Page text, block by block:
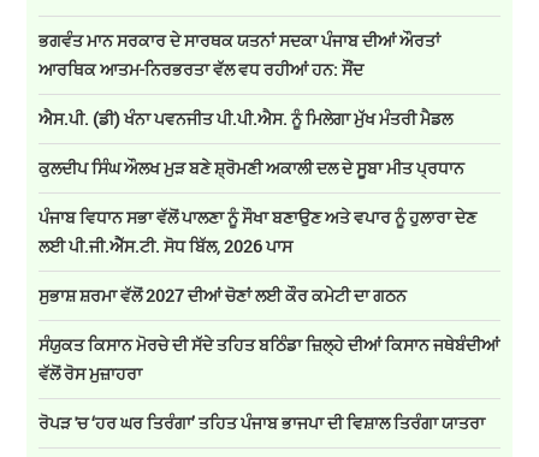
ਭਗਵੰਤ ਮਾਨ ਸਰਕਾਰ ਦੇ ਸਾਰਥਕ ਯਤਨਾਂ ਸਦਕਾ ਪੰਜਾਬ ਦੀਆਂ ਔਰਤਾਂ
ਆਰਥਿਕ ਆਤਮ-ਨਿਰਭਰਤਾ ਵੱਲ ਵਧ ਰਹੀਆਂ ਹਨ: ਸੌਂਦ
ਐਸ.ਪੀ. (ਡੀ) ਖੰਨਾ ਪਵਨਜੀਤ ਪੀ.ਪੀ.ਐਸ. ਨੂੰ ਮਿਲੇਗਾ ਮੁੱਖ ਮੰਤਰੀ ਮੈਡਲ
ਕੁਲਦੀਪ ਸਿੰਘ ਔਲਖ ਮੁੜ ਬਣੇ ਸ਼੍ਰੋਮਣੀ ਅਕਾਲੀ ਦਲ ਦੇ ਸੂਬਾ ਮੀਤ ਪ੍ਰਧਾਨ
ਪੰਜਾਬ ਵਿਧਾਨ ਸਭਾ ਵੱਲੋਂ ਪਾਲਣਾ ਨੂੰ ਸੌਖਾ ਬਣਾਉਣ ਅਤੇ ਵਪਾਰ ਨੂੰ ਹੁਲਾਰਾ ਦੇਣ
ਲਈ ਪੀ.ਜੀ.ਐੱਸ.ਟੀ. ਸੋਧ ਬਿੱਲ, 2026 ਪਾਸ
ਸੁਭਾਸ਼ ਸ਼ਰਮਾ ਵੱਲੋਂ 2027 ਦੀਆਂ ਚੋਣਾਂ ਲਈ ਕੌਰ ਕਮੇਟੀ ਦਾ ਗਠਨ
ਸੰਯੁਕਤ ਕਿਸਾਨ ਮੋਰਚੇ ਦੀ ਸੱਦੇ ਤਹਿਤ ਬਠਿੰਡਾ ਜ਼ਿਲ੍ਹੇ ਦੀਆਂ ਕਿਸਾਨ ਜਥੇਬੰਦੀਆਂ
ਵੱਲੋਂ ਰੋਸ ਮੁਜ਼ਾਹਰਾ
ਰੋਪੜ 'ਚ ‘ਹਰ ਘਰ ਤਿਰੰਗਾ’ ਤਹਿਤ ਪੰਜਾਬ ਭਾਜਪਾ ਦੀ ਵਿਸ਼ਾਲ ਤਿਰੰਗਾ ਯਾਤਰਾ